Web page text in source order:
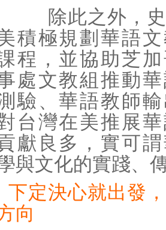
除此之外，史
積極規劃華語
程，並協助芝
處文教組推動
驗、華語教師
台灣在美推展
獻良多，實可
與文化的實踐、
下定決心就出發
向